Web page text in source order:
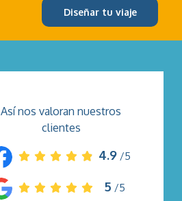
Diseñar tu viaje
Así nos valoran nuestros
clientes
4.9 /5
5 /5